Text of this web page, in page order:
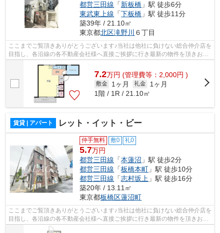
都営三田線 「新板橋 」駅 徒歩6分
東武東上線 「下板橋 」駅 徒歩11分
築39年 / 21.10㎡
東京都北区滝野川 ６丁目
ここまでご覧頂きありがとうございます♪当社は他社に負けない総合仲介店を
目指し、各沿線の各不動産会社様へ直接ご挨拶に行き最新の物件を頂きお客
7.2万円 (管理費等：2,000円 )
敷金 1ヶ月 礼金
1ヶ月
1階 / 1R / 21.10㎡
賃貸 | アパート レット・イット・ビー
仲手無料 敷0 礼0
5.7万円
都営三田線 「本蓮沼 」駅 徒歩2分
都営三田線 「板橋本町 」駅 徒歩10分
都営三田線 「志村坂上 」駅 徒歩16分
築20年 / 13.11㎡
東京都板橋区蓮沼町
ここまでご覧頂きありがとうございます♪当社は他社に負けない総合仲介店を
目指し、各沿線の各不動産会社様へ直接ご挨拶に行き最新の物件を頂きお客
様へ提供しております！最新の情報は...